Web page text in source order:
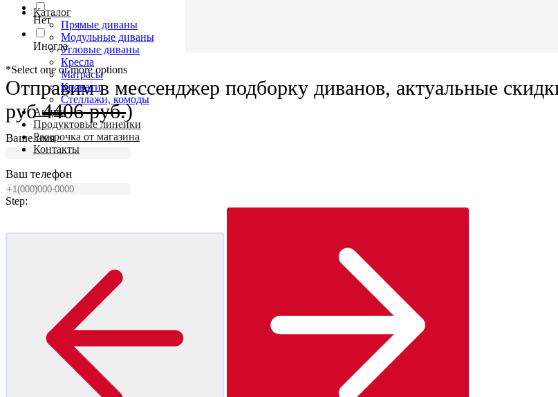
Нет
Иногда
*Select one or more options
Отправим в мессенджер подборку диванов, актуальные
руб4406 руб.)
Ваше имя
Ваш телефон
Step:
Каталог
Прямые диваны
Модульные диваны
Угловые диваны
Кресла
Матрасы
Кровати
Стеллажи, комоды
Акции
Продуктовые линейки
Рассрочка от магазина
Контакты